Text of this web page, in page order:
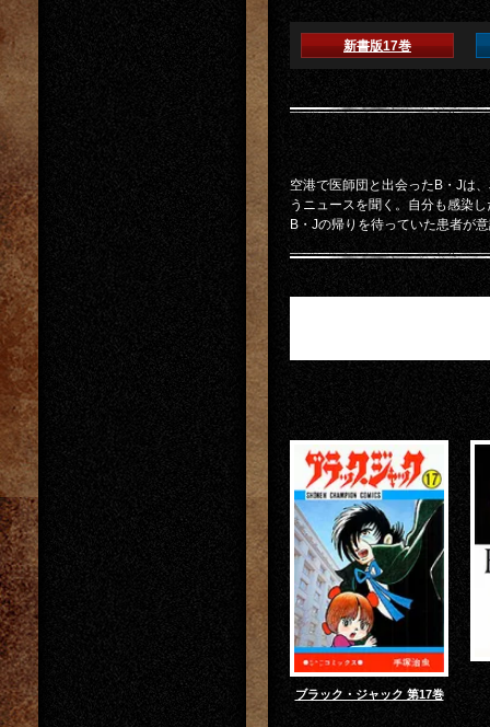
新書版17巻
空港で医師団と出会ったB・Jは
うニュースを聞く。自分も感染
B・Jの帰りを待っていた患者が
ブラック・ジャック 第17巻